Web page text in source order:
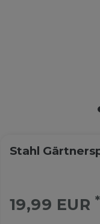
Stahl
19,99 EUR *